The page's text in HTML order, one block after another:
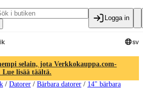
Logga in
sv
selain, jota Verkkokauppa.com-
Lue lisää täältä.
/ Datorer / Bärbara datorer / 14" bärbara